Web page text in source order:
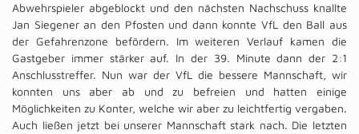
Abwehrspieler abgeblockt und den nächsten Nachschuss knallte
Jan Siegener an den Pfosten und dann konnte VfL den Ball aus
der Gefahrenzone befördern. Im weiteren Verlauf kamen die
Gastgeber immer stärker auf. In der 39. Minute dann der 2:1
Anschlusstreffer. Nun war der VfL die bessere Mannschaft, wir
konnten uns aber ab und zu befreien und hatten einige
Möglichkeiten zu Konter, welche wir aber zu leichtfertig vergaben.
Auch ließen jetzt bei unserer Mannschaft stark nach. Die letzten